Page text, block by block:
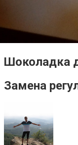
Шоколадка
Замена